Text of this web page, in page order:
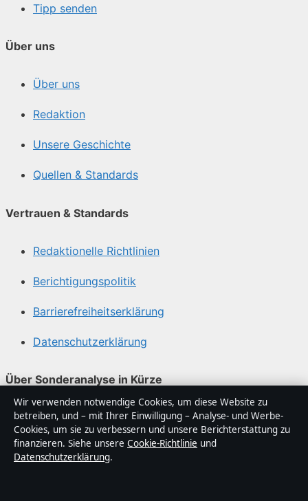
Tipp senden
Über uns
Über uns
Redaktion
Unsere Geschichte
Quellen & Standards
Vertrauen & Standards
Redaktionelle Richtlinien
Berichtigungspolitik
Barrierefreiheitserklärung
Datenschutzerklärung
Über Sonderanalyse in Kürze
Sonderanalyse ist ein unabhängiger digitaler
Nachrichtenanbieter mit Fokus auf Politik, Wirtschaft,
Technik und Gesellschaft in Deutschland. Jeder Artikel
trägt eine Byline, wird von einem Redakteur geprüft und
Wir verwenden notwendige Cookies, um diese Website zu
betreiben, und – mit Ihrer Einwilligung – Analyse- und Werbe-
Cookies, um sie zu verbessern und unsere Berichterstattung zu
finanzieren. Siehe unsere Cookie-Richtlinie und
Datenschutzerklärung.